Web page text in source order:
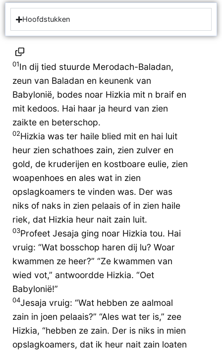
Hoofdstukken
01In dij tied stuurde Merodach-Baladan,
zeun van Baladan en keunenk van
Babylonië, bodes noar Hizkia mit n braif en
mit kedoos. Hai haar ja heurd van zien
zaikte en beterschop.
02Hizkia was ter haile blied mit en hai luit
heur zien schathoes zain, zien zulver en
gold, de kruderijen en kostboare eulie, zien
woapenhoes en ales wat in zien
opslagkoamers te vinden was. Der was
niks of naks in zien pelaais of in zien haile
riek, dat Hizkia heur nait zain luit.
03Profeet Jesaja ging noar Hizkia tou. Hai
vruig: “Wat bosschop haren dij lu? Woar
kwammen ze heer?” “Ze kwammen van
wied vot,” antwoordde Hizkia. “Oet
Babylonië!”
04Jesaja vruig: “Wat hebben ze aalmoal
zain in joen pelaais?” “Ales wat ter is,” zee
Hizkia, “hebben ze zain. Der is niks in mien
opslagkoamers, dat ik heur nait zain loaten